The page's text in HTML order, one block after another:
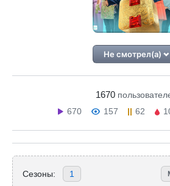
Не смотрел(а)
1670
670
157 62
Сезоны: 1